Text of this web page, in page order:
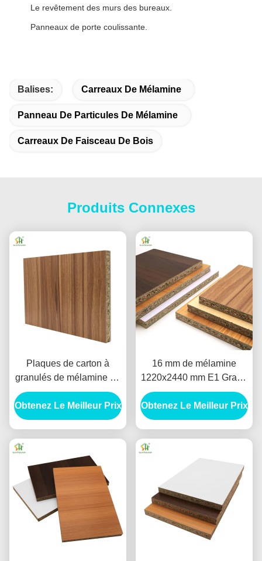
Le revêtement des murs des bureaux.
Panneaux de porte coulissante.
Balises: Carreaux De Mélamine
Panneau De Particules De Mélamine
Carreaux De Faisceau De Bois
Produits Connexes
Plaques de carton à
granulés de mélamine de
haute densité de qualité
supérieure 1220x2440
mm pour meubles
Obtenez Le Meilleur Prix
16 mm de mélamine
1220x2440 mm E1 Grade
Pour la rénovation de
logements locatifs
Obtenez Le Meilleur Prix